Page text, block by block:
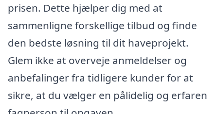
prisen. Dette hjælper dig med at
sammenligne forskellige tilbud og finde
den bedste løsning til dit haveprojekt.
Glem ikke at overveje anmeldelser og
anbefalinger fra tidligere kunder for at
sikre, at du vælger en pålidelig og erfaren